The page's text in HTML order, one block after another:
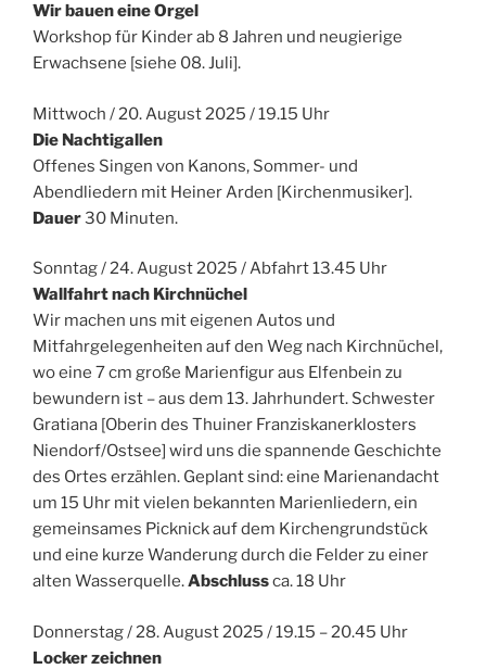
Wir bauen eine Orgel
Workshop für Kinder ab 8 Jahren und neugierige
Erwachsene [siehe 08. Juli].
Mittwoch / 20. August 2025 / 19.15 Uhr
Die Nachtigallen
Offenes Singen von Kanons, Sommer- und
Abendliedern mit Heiner Arden [Kirchenmusiker].
Dauer30 Minuten.
Sonntag / 24. August 2025 / Abfahrt 13.45 Uhr
Wallfahrt nach Kirchnüchel
Wir machen uns mit eigenen Autos und
Mitfahrgelegenheiten auf den Weg nach Kirchnüchel,
wo eine 7 cm große Marienfigur aus Elfenbein zu
bewundern ist – aus dem 13. Jahrhundert. Schwester
Gratiana [Oberin des Thuiner Franziskanerklosters
Niendorf/Ostsee] wird uns die spannende Geschichte
des Ortes erzählen. Geplant sind: eine Marienandacht
um 15 Uhr mit vielen bekannten Marienliedern, ein
gemeinsames Picknick auf dem Kirchengrundstück
und eine kurze Wanderung durch die Felder zu einer
alten Wasserquelle.Abschlussca. 18 Uhr
Donnerstag / 28. August 2025 / 19.15 – 20.45 Uhr
Locker zeichnen